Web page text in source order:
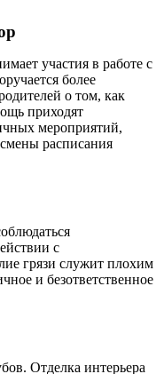
участия в работе с
более
о том, как
приходят
мероприятий,
расписания
с
грязи служит плохим
и безответственное
Отделка интерьера